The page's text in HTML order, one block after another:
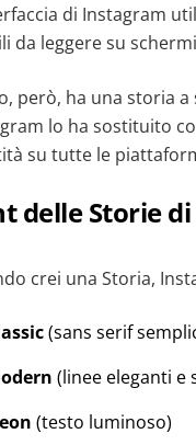
di Instagram
da leggere su
però, ha una storia
lo ha sostituito
su tutte le
delle Storie
crei una Storia,
(sans serif
(linee eleganti e
(testo luminoso)